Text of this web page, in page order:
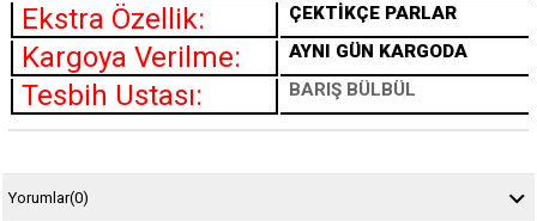
Ekstra Özellik: ÇEKTİKÇE PARLAR
Kargoya Verilme: AYNI GÜN KARGODA
Tesbih Ustası: BARIŞ BÜLBÜL
Yorumlar(0)